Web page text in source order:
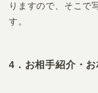
りますので、そこで
す。
4．お相手紹介・お